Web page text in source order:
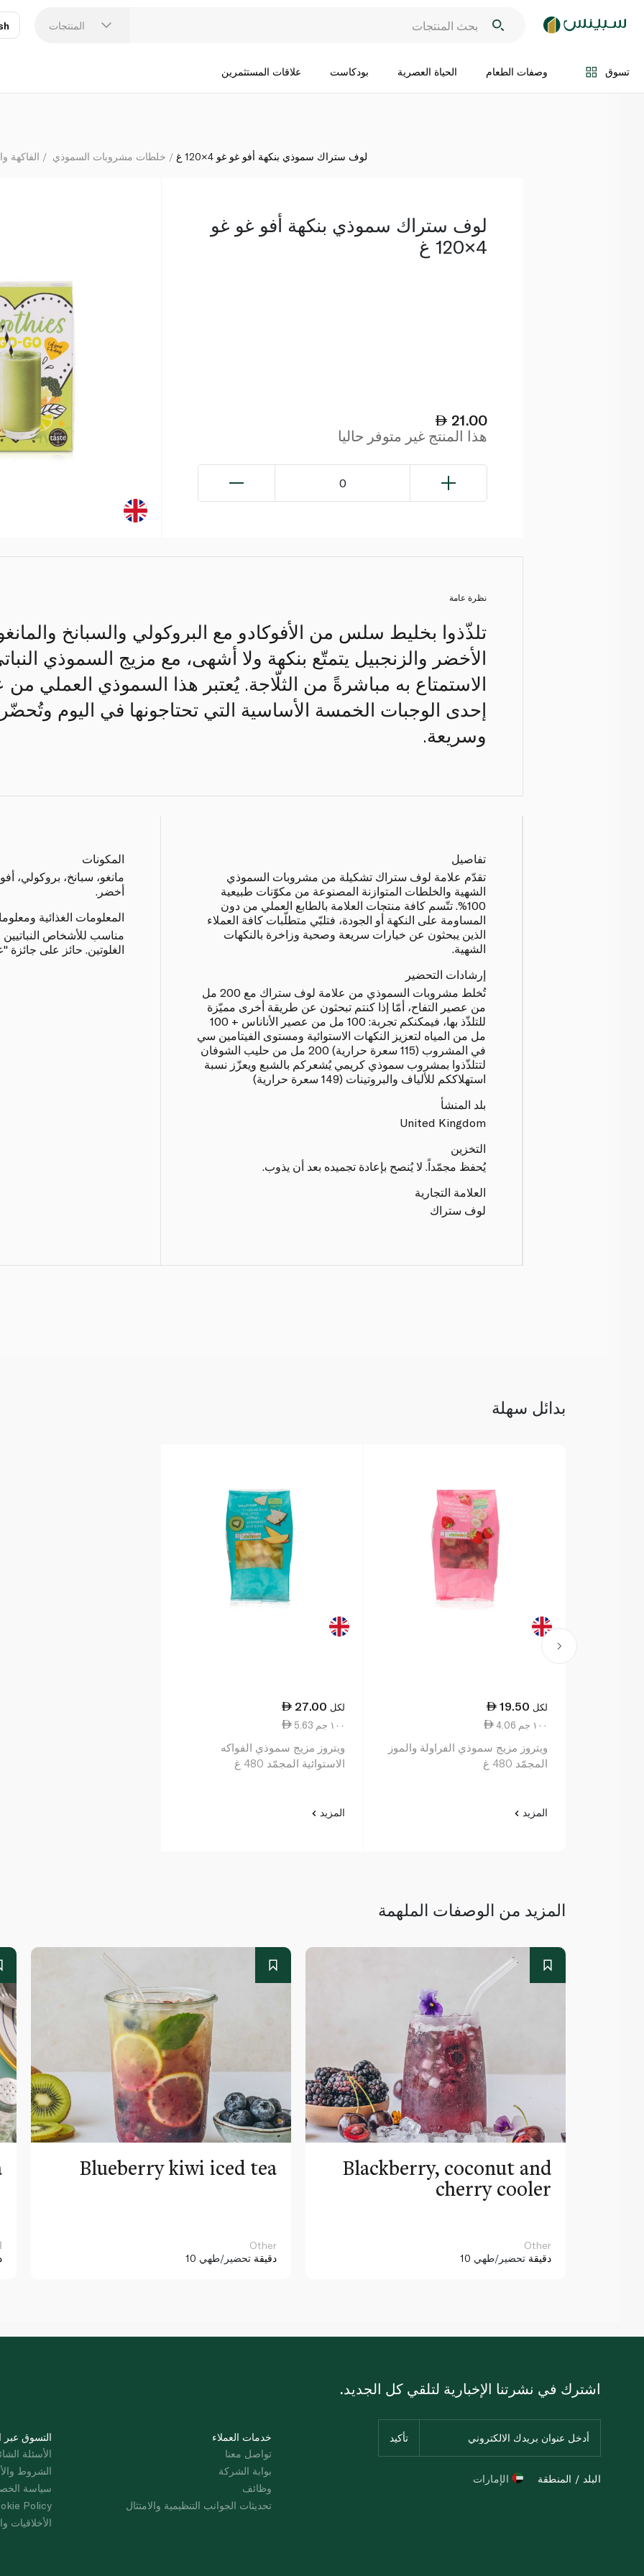
المنتجات
تسوق وصفات الطعام الحياة العصرية بودكاست علاقات المستثمرين
اضف الى السلة
الفاكهة خلطات مشروبات السموذي لوف ستراك سموذي بنكهة أفو غو غو 4×120 غ
لوف ستراك سموذي بنكهة أفو غو غو
4×120 غ
21.00
هذا المنتج غير متوفر حاليا
0
نظرة عامة
تلذّذوا بخليط سلس من الأفوكادو مع البروكولي والسبانخ
الأخضر والزنجبيل يتمتّع بنكهة ولا أشهى، مع مزيج السموذي
الاستمتاع به مباشرةً من الثلّاجة. يُعتبر هذا السموذي العملي
إحدى الوجبات الخمسة الأساسية التي تحتاجونها في اليوم
وسريعة.
تفاصيل
تقدّم علامة لوف ستراك تشكيلة من مشروبات السموذي
الشهية والخلطات المتوازنة المصنوعة من مكوّنات طبيعية
100%. تتّسم كافة منتجات العلامة بالطابع العملي من دون
المساومة على النكهة أو الجودة، فتلبّي متطلّبات كافة العملاء
الذين يبحثون عن خيارات سريعة وصحية وزاخرة بالنكهات
الشهية.
إرشادات التحضير
تُخلط مشروبات السموذي من علامة لوف ستراك مع 200 مل
من عصير التفاح، أمّا إذا كنتم تبحثون عن طريقة أخرى مميّزة
للتلذّذ بها، فيمكنكم تجربة: 100 مل من عصير الأناناس + 100
مل من المياه لتعزيز النكهات الاستوائية ومستوى الفيتامين سي
في المشروب (115 سعرة حرارية) 200 مل من حليب الشوفان
لتتلذّذوا بمشروب سموذي كريمي يُشعركم بالشبع ويعزّز نسبة
استهلاككم للألياف والبروتينات (149 سعرة حرارية)
بلد المنشأ
United Kingdom
التخزين
يُحفظ مجمّداً. لا يُنصح بإعادة تجميده بعد أن يذوب.
العلامة التجارية
لوف ستراك
المكونات
مانغو، سبانخ، بروكولي،
أخضر.
المعلومات الغذائية
مناسب للأشخاص النباتيين
الغلوتين. حائز على
بدائل سهلة
19.50 لكل
4.06 ١٠٠ جم
ويتروز مزيج سموذي الفراولة والموز
المجمّد 480 غ
المزيد
27.00 لكل
5.63 ١٠٠ جم
ويتروز مزيج سموذي الفواكه
الاستوائية المجمّد 480 غ
المزيد
المزيد من الوصفات الملهمة
Blueberry kiwi iced tea
Other
10 دقيقة تحضير/طهي
Blackberry, coconut and
cherry cooler
Other
10 دقيقة تحضير/طهي
التسوق عبر
الأسئلة
الشروط
سياسة
Policy
الأخلاقيات
خدمات العملاء
تواصل معنا
بوابة الشركة
وظائف
تحديثات الجوانب التنظيمية والامتثال
اشترك في نشرتنا الإخبارية لتلقي كل الجديد.
البلد / المنطقة الإمارات